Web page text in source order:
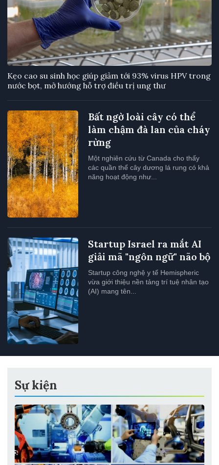
Kẹo cao su sinh học giúp giảm tới 93% virus HPV trong
nước bọt, mở hướng hỗ trợ điều trị ung thư
Bất ngờ loài cây có thể
làm chậm đà lan của cháy
rừng
Một nghiên cứu từ Canada cho thấy
các quần thể cây dương lá rung có khả
năng hoạt động như...
Startup Israel ra mắt AI
giải mã "ngôn ngữ" não bộ
Startup công nghệ y tế Hemispheric
vừa giới thiệu nền tảng trí tuệ nhân tạo
(AI) mang tên...
Sự kiện